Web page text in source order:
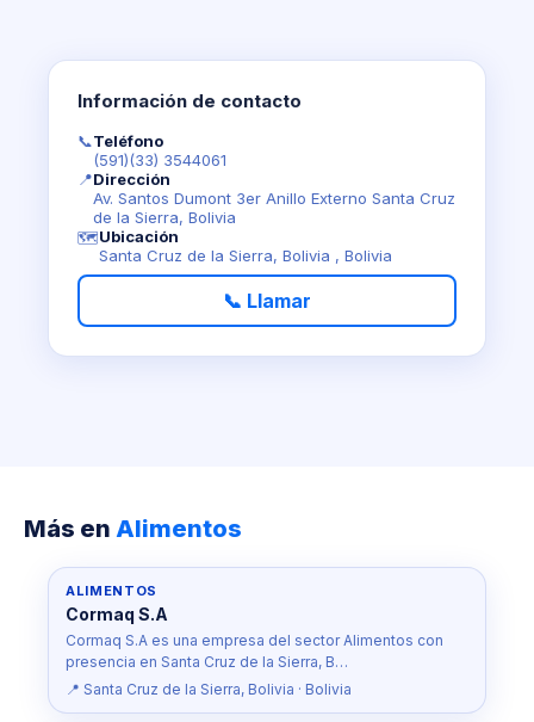
Información de contacto
📞Teléfono
(591)(33) 3544061
📍Dirección
Av. Santos Dumont 3er Anillo Externo Santa Cruz
de la Sierra, Bolivia
🗺️Ubicación
Santa Cruz de la Sierra, Bolivia , Bolivia
📞 Llamar
Más en Alimentos
ALIMENTOS
Cormaq S.A
Cormaq S.A es una empresa del sector Alimentos con
presencia en Santa Cruz de la Sierra, B…
📍 Santa Cruz de la Sierra, Bolivia · Bolivia